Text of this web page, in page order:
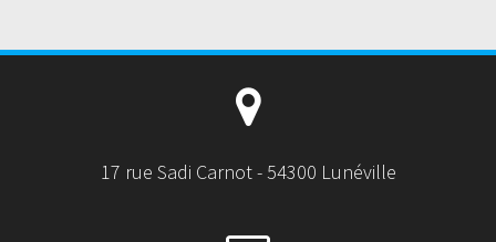
17 rue Sadi Carnot - 54300 Lunéville